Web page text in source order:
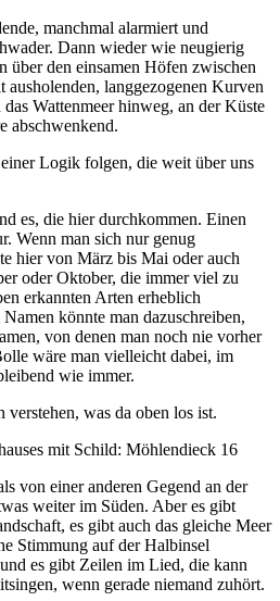
manchmal alarmiert und
Dann wieder wie neugierig
über den einsamen Höfen zwischen
ausholenden, langgezogenen Kurven
Wattenmeer hinweg, an der Küste
abschwenkend.
Logik folgen, die weit über uns
es, die hier durchkommen. Einen
Wenn man sich nur genug
hier von März bis Mai oder auch
oder Oktober, die immer viel zu
erkannten Arten erheblich
könnte man dazuschreiben,
von denen man noch nie vorher
wäre man vielleicht dabei, im
wie immer.
was da oben los ist.
von einer anderen Gegend an der
weiter im Süden. Aber es gibt
es gibt auch das gleiche Meer
Stimmung auf der Halbinsel
es gibt Zeilen im Lied, die kann
wenn gerade niemand zuhört.